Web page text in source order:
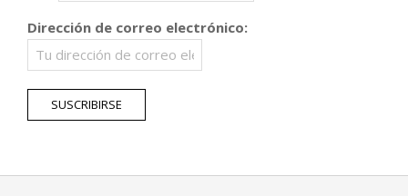
Dirección de correo electrónico: